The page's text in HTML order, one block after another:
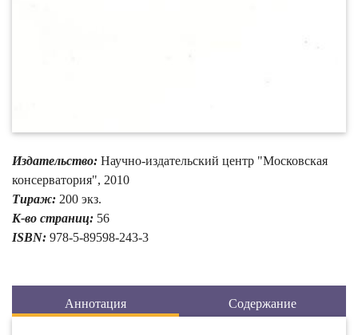
Издательство: Научно-издательский центр "Московская
консерватория", 2010
Тираж: 200 экз.
К-во страниц: 56
ISBN: 978-5-89598-243-3
Аннотация Содержание